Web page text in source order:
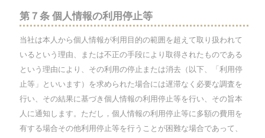
第７条 個人情報の利用停止等
当社は本人から個人情報が利用目的の範囲を超えて取り扱われて
いるという理由、または不正の手段により取得されたものである
という理由により、その利用の停止または消去（以下、「利用停
止等」といいます）を求められた場合には遅滞なく必要な調査を
行い、その結果に基づき個人情報の利用停止等を行い、その旨本
人に通知します。ただし，個人情報の利用停止等に多額の費用を
有する場合その他利用停止等を行うことが困難な場合であって、